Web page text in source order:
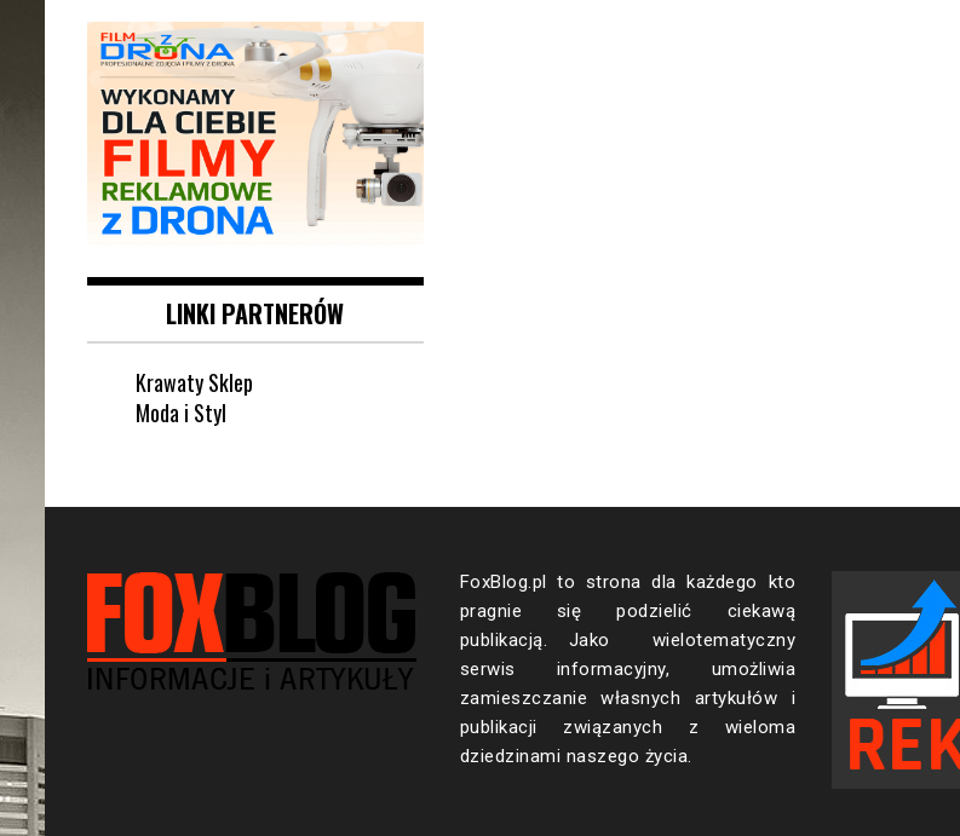
LINKI PARTNERÓW
Krawaty Sklep
Moda i Styl
FoxBlog.pl to strona dla każdego kto
pragnie się podzielić ciekawą
publikacją. Jako wielotematyczny
serwis informacyjny, umożliwia
zamieszczanie własnych artykułów i
publikacji związanych z wieloma
dziedzinami naszego życia.